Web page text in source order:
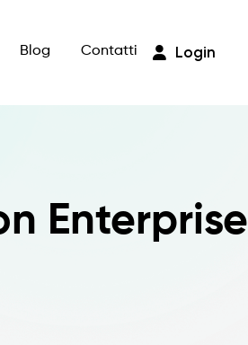
Blog Contatti Login
Enterprise